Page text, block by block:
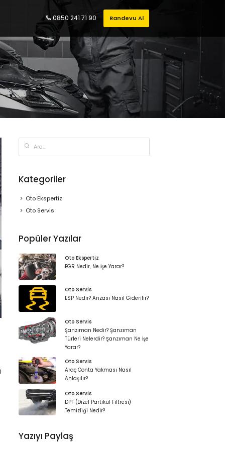
0850 241 71 90 Randevu Al
Kategoriler
Oto Ekspertiz
Oto Servis
Popüler Yazılar
Oto Ekspertiz
EGR Nedir, Ne İşe Yarar?
Oto Servis
ESP Nedir? Arızası Nasıl Giderilir?
Oto Servis
Şanzıman Nedir? Şanzıman
Türleri Nelerdir? Şanzıman Ne İşe
Yarar?
Oto Servis
Araç Conta Yakması Nasıl
Anlaşılır?
Oto Servis
DPF (Dizel Partikül Filtresi)
Temizliği Nedir?
Yazıyı Paylaş